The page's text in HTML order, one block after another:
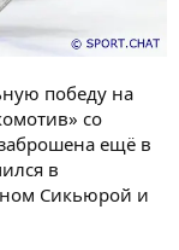
победу на
со
ещё в
в
Сикьюрой и